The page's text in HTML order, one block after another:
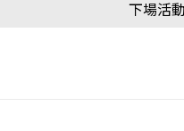
下場活